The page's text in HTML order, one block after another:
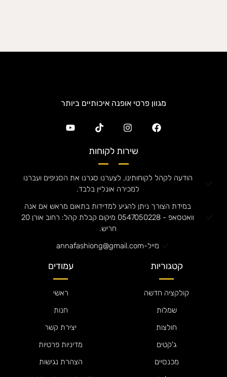
מגוון פרטי אופנה איכותיים ביותר
שירות לקוחות
הודעה לקהל לקוחותינו, לצערנו סגרנו את הסניפים ועברנו
למכירה אונליין בלבד.
במידת הצורך ניתן להגיע למדידות בתאום מראש אם אנה
וואטסאפ - 0547050228 מיקום קבלת קהל: רחוב אורן 20
קטגוריות
קולקציה חדשה
עמודים
יצירת קשר
מדיניות פרטיות
הצהרת נגישות